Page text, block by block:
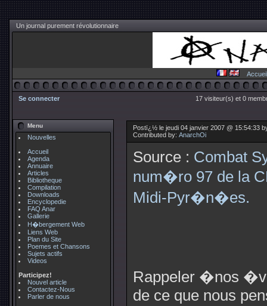
Un journal purement révolutionnaire
Accueil
Se connecter 17 visiteur(s) et 0
Menu
Nouvelles
Accueil
Agenda
Annuaire
Articles
Bibliotheque
Compilation
Downloads
Encyclopedie
FAQ Anar
Gallerie
H�bergement Web
Liens Web
Plan du Site
Poemes et Chansons
Sujets actifs
Videos
Participez!
Nouvel article
Contactez-Nous
Parler de nous
Postï¿½ le jeudi 04 janvier 2007 @ 15:54:33
Contributed by: AnarchOi
Source : Combat
num�ro 97 de la
Midi-Pyr�n�es.
Rappeler �nos
de ce que nous